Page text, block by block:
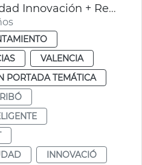
Debate estado ciudad Innovación + Reivindicaciones
VALENCIA
PORTADA TEMÁTICA
INNOVACIÓ